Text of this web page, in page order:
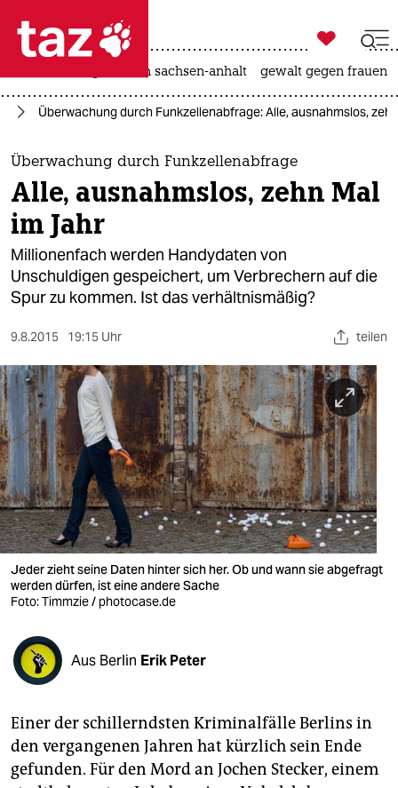
 taz zahl ich
taz zahl ich
themen
politik
öko
gesellschaft
sport
berlin
nord
wahrheit
verlag
verlag
veranstaltungen
fragen & hilfe
abo
genossenschaft

taz zahl ich
landtagswahl in sachsen-anhalt gewalt gegen frauen
Überwachung durch Funkzellenabfrage: Alle, ausnahmslos,
Überwachung durch Funkzellenabfrage
Alle, ausnahmslos, zehn Mal
im Jahr
Millionenfach werden Handydaten von
Unschuldigen gespeichert, um Verbrechern auf die
Spur zu kommen. Ist das verhältnismäßig?
9.8.2015 19:15 Uhr teilen
Jeder zieht seine Daten hinter sich her. Ob und wann sie abgefragt
werden dürfen, ist eine andere Sache
Foto: Timmzie / photocase.de
Aus Berlin Erik Peter
Einer der schillerndsten Kriminalfälle Berlins in
den vergangenen Jahren hat kürzlich sein Ende
gefunden. Für den Mord an Jochen Stecker, einem